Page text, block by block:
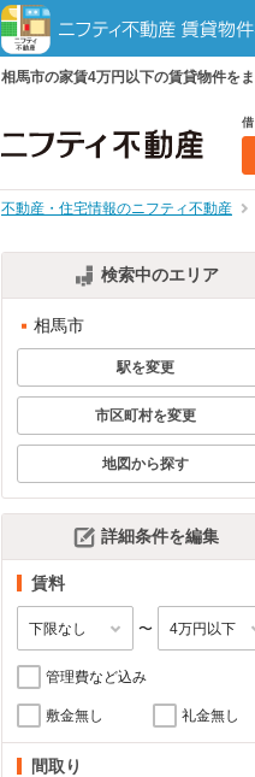
相馬市の家賃4万円以下の賃貸物件を
不動産・住宅情報のニフティ不動産
検索中のエリア
相馬市
駅を変更
市区町村を変更
地図から探す
詳細条件を編集
賃料
〜
管理費など込み
敷金無し 礼金無し
間取り